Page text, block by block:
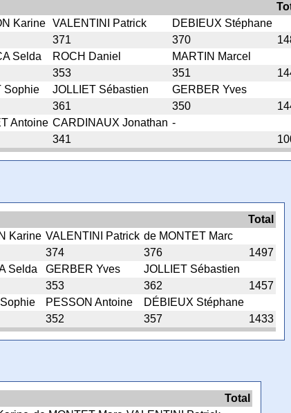
Karine VALENTINI Patrick
DEBIEUX Stéphane
371 370
Selda ROCH Daniel
MARTIN Marcel
353 351
Sophie JOLLIET Sébastien
GERBER Yves
361 350
Antoine CARDINAUX Jonathan -
341
Total
Karine VALENTINI Patrick de MONTET Marc
374 376
1497
Selda GERBER Yves
JOLLIET Sébastien
353 362
1457
PESSON Antoine
DÉBIEUX Stéphane
352 357 1433
Total